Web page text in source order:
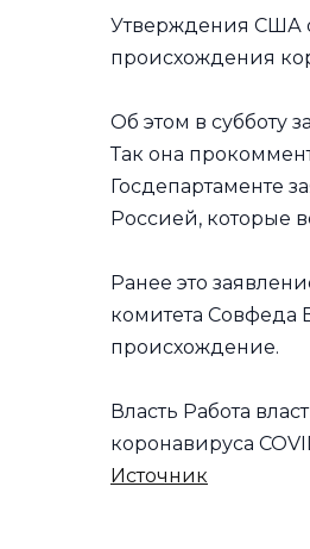
Утверждения США
происхождения
Об этом в субботу
Так она
Госдепартаменте
Россией, которые
Ранее это
комитета Совфеда
происхождение.
Власть Работа
коронавируса
Источник